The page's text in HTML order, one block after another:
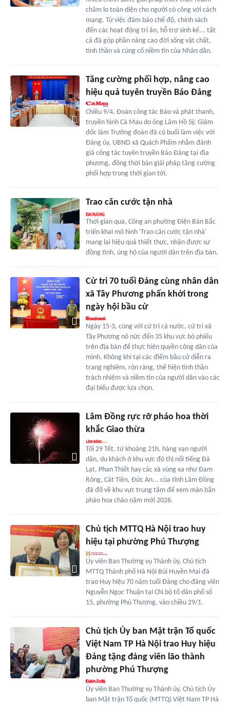
chăm lo toàn diện cho người có công với cách
mạng. Từ việc đảm bảo chế độ, chính sách
đến các hoạt động tri ân, hỗ trợ sinh kế... tất
cả đã góp phần nâng cao đời sống vật chất,
tinh thần và củng cố niềm tin của Nhân dân.
Tăng cường phối hợp, nâng cao
hiệu quả tuyên truyền Báo Đảng
Chiều 9/4, Đoàn công tác Báo và phát thanh,
truyền hình Cà Mau do ông Lâm Hồ Sỹ, Giám
đốc làm Trưởng đoàn đã có buổi làm việc với
Đảng ủy, UBND xã Quách Phẩm nhằm đánh
giá công tác tuyên truyền Báo Đảng tại địa
phương, đồng thời bàn giải pháp tăng cường
phối hợp trong thời gian tới.
Trao căn cước tận nhà
Thời gian qua, Công an phường Điện Bàn Bắc
triển khai mô hình 'Trao căn cước tận nhà'
mang lại hiệu quả thiết thực, nhận được sự
đồng tình, ủng hộ của người dân trên địa bàn.
Cử tri 70 tuổi Đảng cùng nhân dân
xã Tây Phương phấn khởi trong
ngày hội bầu cử
Ngày 15-3, cùng với cử tri cả nước, cử tri xã
Tây Phương nô nức đến 35 khu vực bỏ phiếu
trên địa bàn để thực hiện quyền công dân của
mình. Không khí tại các điểm bầu cử diễn ra
trang nghiêm, rộn ràng, thể hiện tinh thần
trách nhiệm và niềm tin của người dân vào các
đại biểu được lựa chọn.
Lâm Đồng rực rỡ pháo hoa thời
khắc Giao thừa
Tối 29 Tết, từ khoảng 21h, hàng vạn người
dân, du khách ở khu vực đô thị nổi tiếng Đà
Lạt, Phan Thiết hay các xã vùng xa như Đam
Rông, Cát Tiên, Đức An... của tỉnh Lâm Đồng
đã đổ về khu vực trung tâm để xem màn bắn
pháo hoa chào năm mới 2026.
Chủ tịch MTTQ Hà Nội trao huy
hiệu tại phường Phú Thượng
Ủy viên Ban Thường vụ Thành ủy, Chủ tịch
MTTQ Thành phố Hà Nội Bùi Huyền Mai đã
trao Huy hiệu 70 năm tuổi Đảng cho đảng viên
Nguyễn Ngọc Thuận tại Chi bộ tổ dân phố số
15, phường Phú Thượng, vào chiều 29/1.
Chủ tịch Ủy ban Mặt trận Tổ quốc
Việt Nam TP Hà Nội trao Huy hiệu
Đảng tặng đảng viên lão thành
phường Phú Thượng
Ủy viên Ban Thường vụ Thành ủy, Chủ tịch Ủy
ban Mặt trận Tổ quốc (MTTQ) Việt Nam TP Hà